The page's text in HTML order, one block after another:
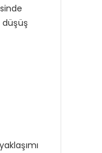
düşüş